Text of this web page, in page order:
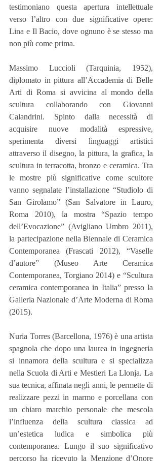
testimoniano questa apertura intellettuale
verso l’altro con due significative opere:
Lina e Il Bacio, dove ognuno è se stesso ma
non più come prima.
Massimo Luccioli (Tarquinia, 1952),
diplomato in pittura all’Accademia di Belle
Arti di Roma si avvicina al mondo della
scultura collaborando con Giovanni
Calandrini. Spinto dalla necessità di
acquisire nuove modalità espressive,
sperimenta diversi linguaggi artistici
attraverso il disegno, la pittura, la grafica, la
scultura in terracotta, bronzo e ceramica. Tra
le mostre più significative come scultore
vanno segnalate l’installazione “Studiolo di
San Girolamo” (San Salvatore in Lauro,
Roma 2010), la mostra “Spazio tempo
dell’Evocazione” (Avigliano Umbro 2011),
la partecipazione nella Biennale di Ceramica
Contemporanea (Frascati 2012), “Vaselle
d’autore” (Museo Arte Ceramica
Contemporanea, Torgiano 2014) e “Scultura
ceramica contemporanea in Italia” presso la
Galleria Nazionale d’Arte Moderna di Roma
(2015).
Nuria Torres (Barcellona, 1976) è una artista
spagnola che dopo una laurea in ingegneria
si innamora della scultura e si specializza
nella Scuola di Arti e Mestieri La Llonja. La
sua tecnica, affinata negli anni, le permette di
realizzare pezzi in marmo e porcellana con
un chiaro marchio personale che mescola
l’influenza della scultura classica ad
un’estetica ludica e simbolica più
contemporanea. Lungo il suo significativo
percorso ha ricevuto la Menzione d’Onore